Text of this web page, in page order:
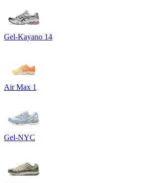
Gel-Kayano 14
Air Max 1
Gel-NYC